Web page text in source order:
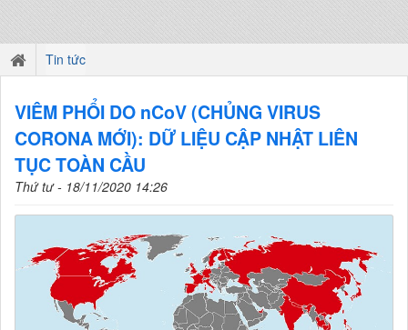
Tin tức
VIÊM PHỔI DO nCoV (CHỦNG VIRUS
CORONA MỚI): DỮ LIỆU CẬP NHẬT LIÊN
TỤC TOÀN CẦU
Thứ tư - 18/11/2020 14:26